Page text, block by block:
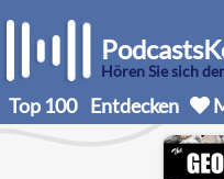
Hören Sie sich
Top 100 Entdecken